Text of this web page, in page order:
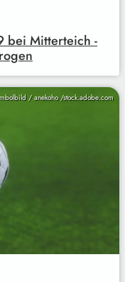
bei Mitterteich -
/ anekoho /stock.adobe.com